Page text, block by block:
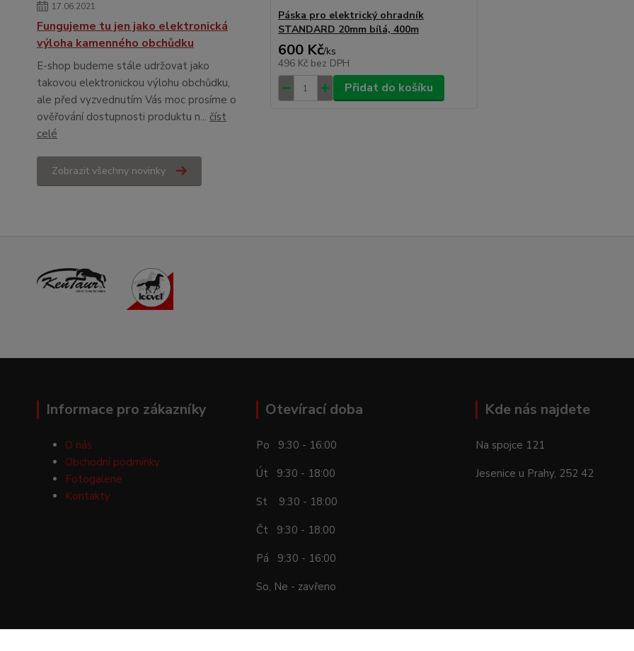
17.06.2021
Fungujeme tu jen jako elektronická
výloha kamenného obchůdku
E-shop budeme stále udržovat jako
takovou elektronickou výlohu obchůdku,
ale před vyzvednutím Vás moc prosíme o
ověřování dostupnosti produktu n... číst
celé
Zobrazit všechny novinky
Páska pro elektrický ohradník
STANDARD 20mm bílá, 400m
600 Kč/ks
496 Kč bez DPH
Přidat do košíku
Informace pro zákazníky
O nás
Obchodní podmínky
Fotogalerie
Kontakty
Otevírací doba
Po 9:30 - 16:00
Út 9:30 - 18:00
St 9:30 - 18:00
Čt 9:30 - 18:00
Pá 9:30 - 16:00
So, Ne - zavřeno
Kde nás najdete
Na spojce 121
Jesenice u Prahy, 252 42